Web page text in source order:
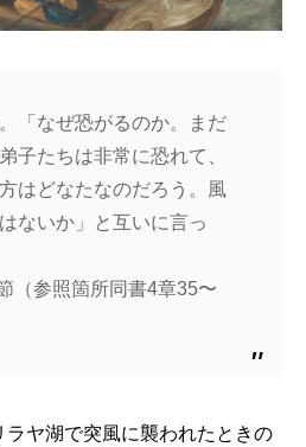
「なぜ恐がるのか。まだ
子たちは非常に恐れて、
はどなたなのだろう。風
ないか」と互いに言っ
（参照箇所同書4章35〜
ヤ湖で突風に襲われたときの